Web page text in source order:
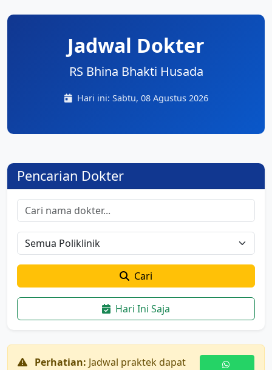
Jadwal Dokter
RS Bhina Bhakti Husada
Hari ini: Sabtu, 08 Agustus 2026
Pencarian Dokter
Cari
Hari Ini Saja
Perhatian: Jadwal praktek dapat